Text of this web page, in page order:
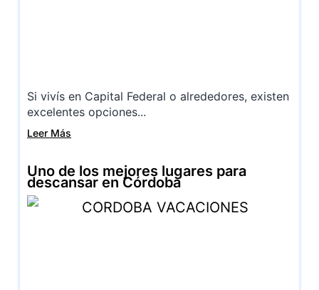
Si vivís en Capital Federal o alrededores, existen
excelentes opciones...
Leer Más
Uno de los mejores lugares para
descansar en Córdoba